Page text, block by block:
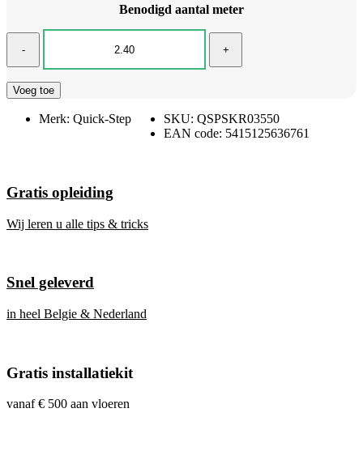
Benodigd aantal meter
- +
Voeg toe
Merk: Quick-Step SKU: QSPSKR03550
EAN code: 5415125636761
Gratis opleiding
Wij leren u alle tips & tricks
Snel geleverd
in heel Belgie & Nederland
Gratis installatiekit
vanaf € 500 aan vloeren